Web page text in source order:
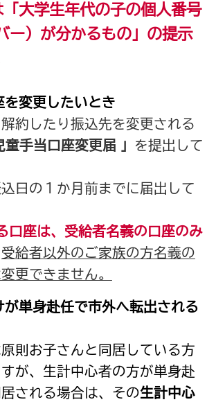
大学生年代の子の個人番号
ー）が分かるもの」の提示
を変更したいとき
約したり振込先を変更される
童手当口座変更届 」 を提出して
日の１か月前までに届出して
口座は、受給者名義の口座のみ
受給者以外のご家族の方名義の
更できません。
が単身赴任で市外へ転出される
則お子さんと同居している方
が、生計中心者の方が単身赴
される場合は、その生計中心